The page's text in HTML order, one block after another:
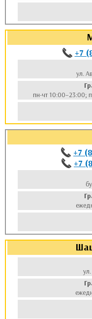
+7
ул.
пн-чт 10:00–23:00;
+7
+7